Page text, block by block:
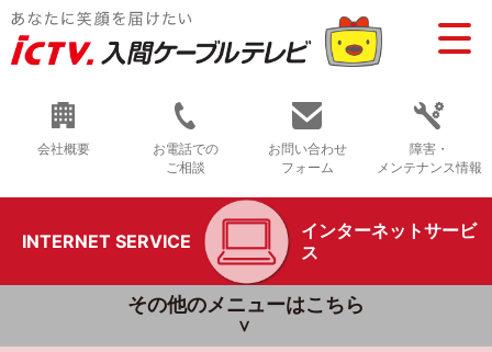
会社概要
お電話での
ご相談
お問い合わせ
フォーム
障害・
メンテナンス情報
INTERNET SERVICE
インターネットサービ
ス
その他のメニューはこちら